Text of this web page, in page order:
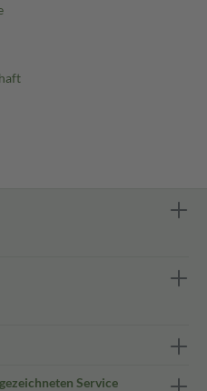
Service